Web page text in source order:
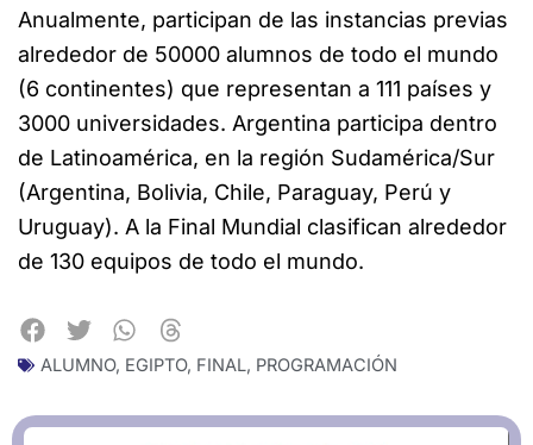
Anualmente, participan de las instancias previas
alrededor de 50000 alumnos de todo el mundo
(6 continentes) que representan a 111 países y
3000 universidades. Argentina participa dentro
de Latinoamérica, en la región Sudamérica/Sur
(Argentina, Bolivia, Chile, Paraguay, Perú y
Uruguay). A la Final Mundial clasifican alrededor
de 130 equipos de todo el mundo.
ALUMNO, EGIPTO, FINAL, PROGRAMACIÓN